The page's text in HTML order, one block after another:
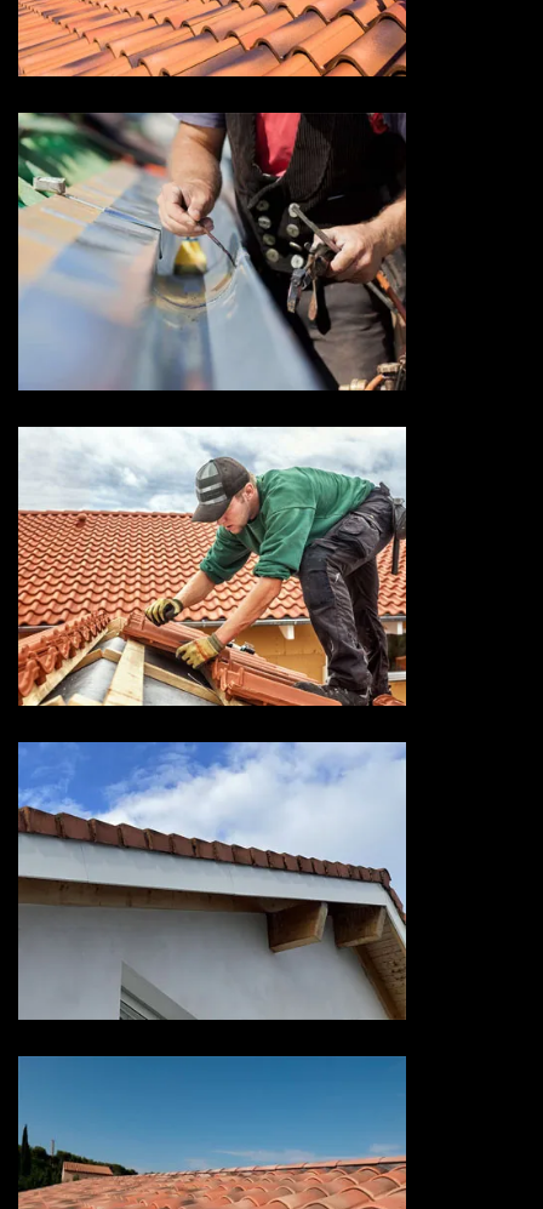
Devis toiture 73 Savoie
Devis zingueur 73 Savoie
Entreprise de toiture 73
Savoie
Devis habillage planche de rive
73 Savoie